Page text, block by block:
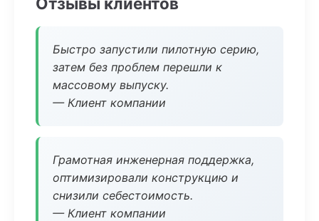
Быстро запустили пилотную серию,
затем без проблем перешли к
массовому выпуску.
— Клиент компании
Грамотная инженерная поддержка,
оптимизировали конструкцию и
снизили себестоимость.
— Клиент компании